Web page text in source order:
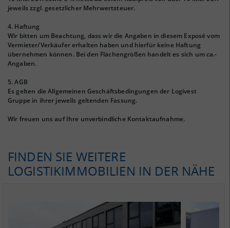
jeweils zzgl. gesetzlicher Mehrwertsteuer.
4. Haftung
Wir bitten um Beachtung, dass wir die Angaben in diesem Exposé vom
Vermieter/Verkäufer erhalten haben und hierfür keine Haftung
übernehmen können. Bei den Flächengrößen handelt es sich um ca.-
Angaben.
5. AGB
Es gelten die Allgemeinen Geschäftsbedingungen der Logivest
Gruppe in ihrer jeweils geltenden Fassung.
Wir freuen uns auf Ihre unverbindliche Kontaktaufnahme.
FINDEN SIE WEITERE
LOGISTIKIMMOBILIEN IN DER NÄHE